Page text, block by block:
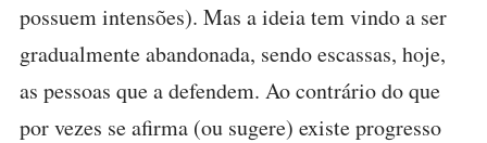
possuem intensões). Mas a ideia tem vindo a ser
gradualmente abandonada, sendo escassas, hoje,
as pessoas que a defendem. Ao contrário do que
por vezes se afirma (ou sugere) existe progresso